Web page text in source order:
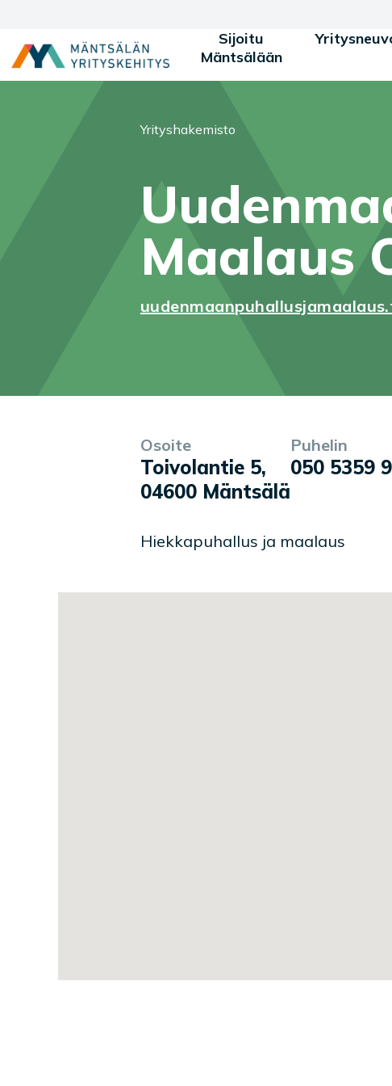
Sijoitu
Mäntsälään
Olet tässä:
Yrityshakemisto
Maalaus
Yrityksen tiedot
Osoite
Toivolantie 5,
04600 Mäntsälä
Puhelin
050 5359
Palvelukuvaus
Hiekkapuhallus ja maalaus